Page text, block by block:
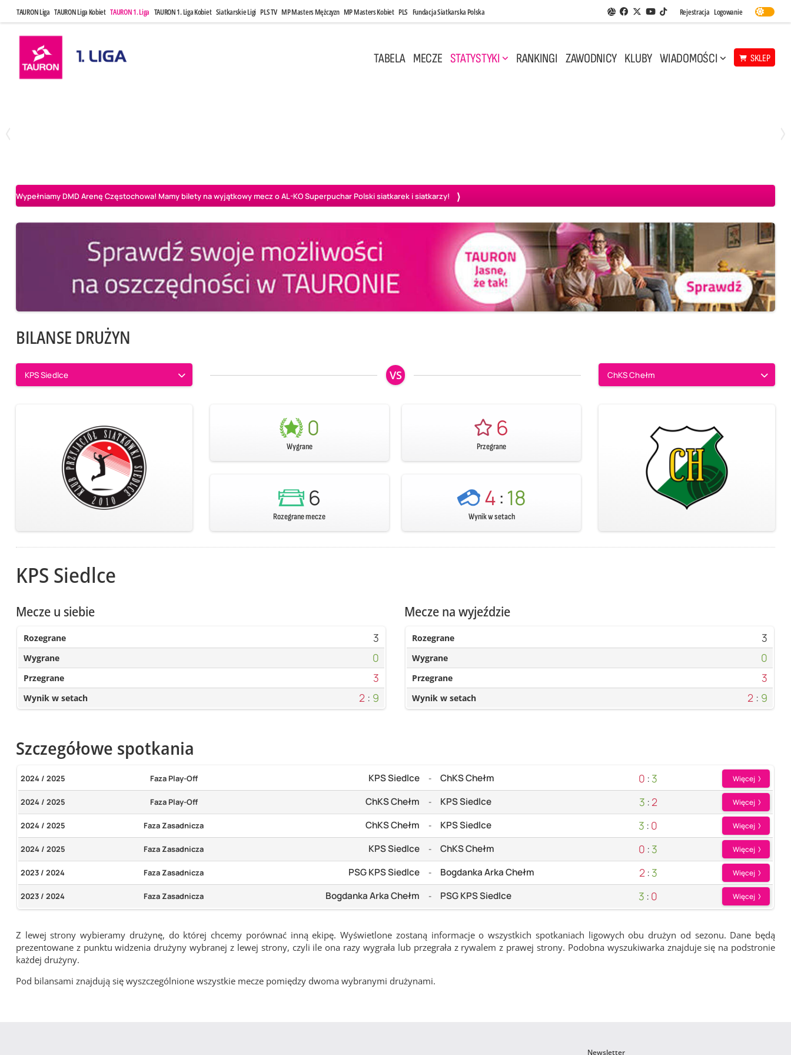
TAURON Liga TAURON Liga Kobiet TAURON 1. Liga TAURON 1. Liga Kobiet Siatkarskie Ligi PLS TV MP Masters Mężczyzn MP Masters Kobiet PLS Fundacja Siatkarska Polska Aplikacja Siatkarskie Ligi
Facebook
Twitter
Youtube
TikTok
Rejestracja Logowanie
TABELA MECZE STATYSTYKI RANKINGI ZAWODNICY KLUBY WIADOMOŚCI SKLEP
Wypełniamy DMD Arenę Częstochowa! Mamy bilety na wyjątkowy mecz o AL-KO Superpuchar Polski siatkarek i siatkarzy!
BILANSE DRUŻYN
KPS Siedlce VS ChKS Chełm
0
Wygrane
6
Przegrane
6
Rozegrane mecze
4:18
Wynik w setach
KPS Siedlce
Mecze u siebie
Rozegrane 3
Wygrane 0
Przegrane 3
Wynik w setach 2 : 9
Mecze na wyjeździe
Rozegrane 3
Wygrane 0
Przegrane 3
Wynik w setach 2 : 9
Szczegółowe spotkania
2024 / 2025 Faza Play-Off KPS Siedlce - ChKS Chełm 0 : 3 Więcej
2024 / 2025 Faza Play-Off ChKS Chełm - KPS Siedlce 3 : 2 Więcej
2024 / 2025 Faza Zasadnicza ChKS Chełm - KPS Siedlce 3 : 0 Więcej
2024 / 2025 Faza Zasadnicza KPS Siedlce - ChKS Chełm 0 : 3 Więcej
2023 / 2024 Faza Zasadnicza PSG KPS Siedlce - Bogdanka Arka Chełm 2 : 3 Więcej
2023 / 2024 Faza Zasadnicza Bogdanka Arka Chełm - PSG KPS Siedlce 3 : 0 Więcej
Z lewej strony wybieramy drużynę, do której chcemy porównać inną ekipę. Wyświetlone zostaną informacje o wszystkich spotkaniach ligowych obu drużyn od sezonu. Dane będą
prezentowane z punktu widzenia drużyny wybranej z lewej strony, czyli ile ona razy wygrała lub przegrała z rywalem z prawej strony. Podobna wyszukiwarka znajduje się na podstronie
każdej drużyny.
Pod bilansami znajdują się wyszczególnione wszystkie mecze pomiędzy dwoma wybranymi drużynami.
Newsletter